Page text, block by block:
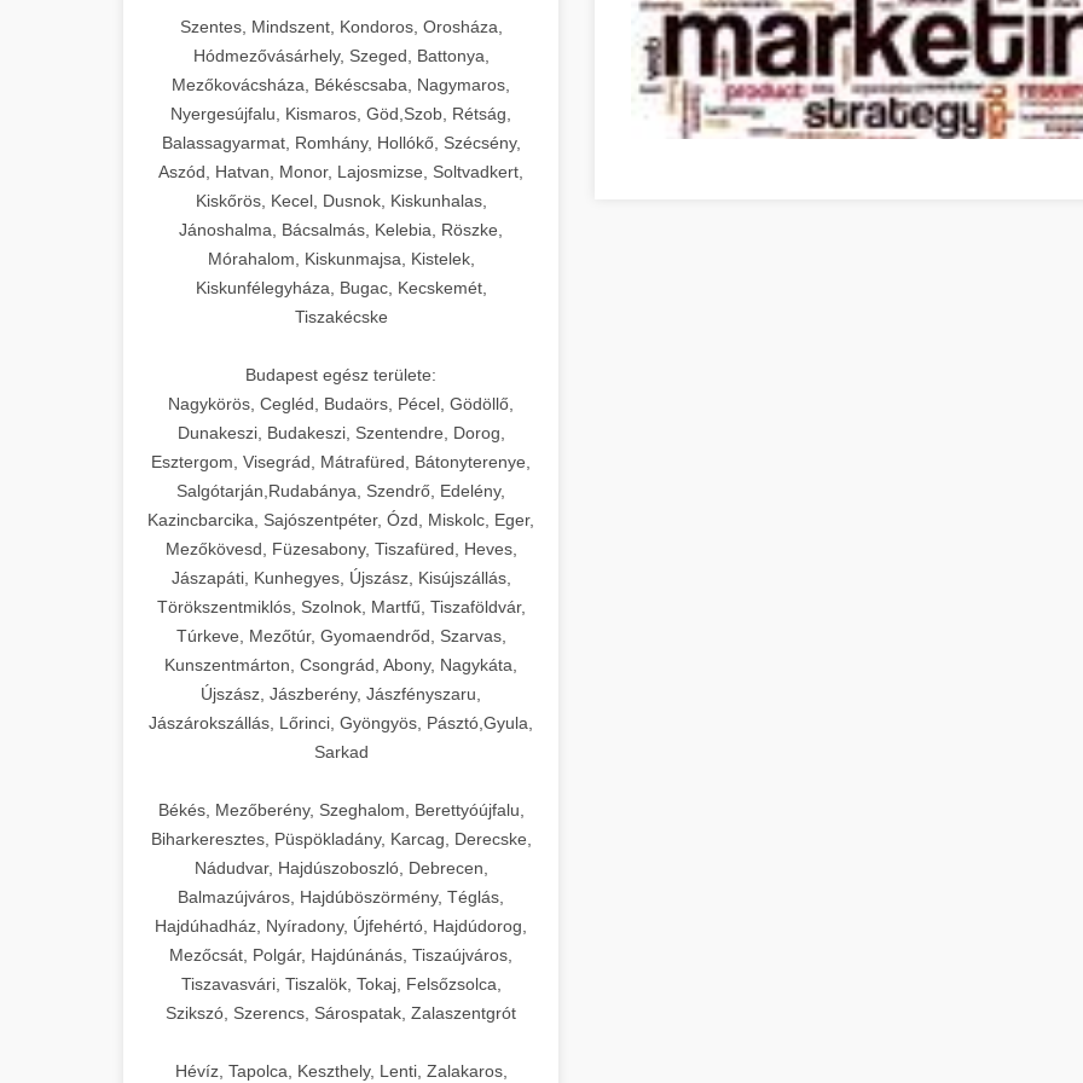
Szentes, Mindszent, Kondoros, Orosháza,
Hódmezővásárhely, Szeged, Battonya,
Mezőkovácsháza, Békéscsaba, Nagymaros,
Nyergesújfalu, Kismaros, Göd,Szob, Rétság,
Balassagyarmat, Romhány, Hollókő, Szécsény,
Aszód, Hatvan, Monor, Lajosmizse, Soltvadkert,
Kiskőrös, Kecel, Dusnok, Kiskunhalas,
Jánoshalma, Bácsalmás, Kelebia, Röszke,
Mórahalom, Kiskunmajsa, Kistelek,
Kiskunfélegyháza, Bugac, Kecskemét,
Tiszakécske
Budapest egész területe:
Nagykörös, Cegléd, Budaörs, Pécel, Gödöllő,
Dunakeszi, Budakeszi, Szentendre, Dorog,
Esztergom, Visegrád, Mátrafüred, Bátonyterenye,
Salgótarján,Rudabánya, Szendrő, Edelény,
Kazincbarcika, Sajószentpéter, Ózd, Miskolc, Eger,
Mezőkövesd, Füzesabony, Tiszafüred, Heves,
Jászapáti, Kunhegyes, Újszász, Kisújszállás,
Törökszentmiklós, Szolnok, Martfű, Tiszaföldvár,
Túrkeve, Mezőtúr, Gyomaendrőd, Szarvas,
Kunszentmárton, Csongrád, Abony, Nagykáta,
Újszász, Jászberény, Jászfényszaru,
Jászárokszállás, Lőrinci, Gyöngyös, Pásztó,Gyula,
Sarkad
Békés, Mezőberény, Szeghalom, Berettyóújfalu,
Biharkeresztes, Püspökladány, Karcag, Derecske,
Nádudvar, Hajdúszoboszló, Debrecen,
Balmazújváros, Hajdúböszörmény, Téglás,
Hajdúhadház, Nyíradony, Újfehértó, Hajdúdorog,
Mezőcsát, Polgár, Hajdúnánás, Tiszaújváros,
Tiszavasvári, Tiszalök, Tokaj, Felsőzsolca,
Szikszó, Szerencs, Sárospatak, Zalaszentgrót
Hévíz, Tapolca, Keszthely, Lenti, Zalakaros,